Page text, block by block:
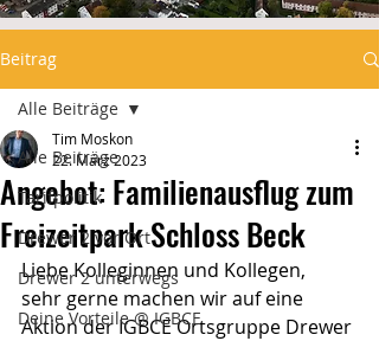
Beitrag
Alle Beiträge
Tarifpolitik
Drewer 2 vor Ort
Drewer 2 unterwegs
Deine Vorteile @ IGBCE
Alle Beiträge
Angebot: Familienausflug zum
Freizeitpark Schloss Beck
Tim Moskon
22. März 2023
Liebe Kolleginnen und Kollegen,
sehr gerne machen wir auf eine
Aktion der IGBCE Ortsgruppe Drewer